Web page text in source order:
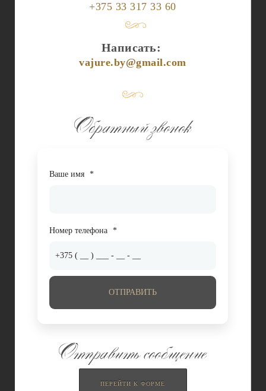
+375 33 317 33 60
Написать:
vajure.by@gmail.com
Обратный звонок
Ваше имя *
Номер телефона *
ОТПРАВИТЬ
Отправить сообщение
ПЕРЕЙТИ К ФОРМЕ